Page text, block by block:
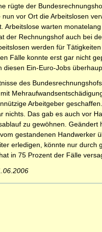
rügte der
nun vor Ort die Arbeitslosen
Arbeitslose warten
der Rechnungshof auch bei
werden für
Fälle konnte erst gar nicht
diesen Ein-Euro-Jobs
des
Arbeitgeber
nichts. Das gab es auch vor
zu gewöhnen.
gestandenen Handwerker
erledigen, könnte nur durch
in 75 Prozent der Fälle